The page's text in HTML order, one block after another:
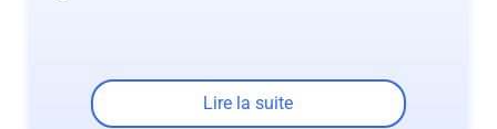
Lire la suite